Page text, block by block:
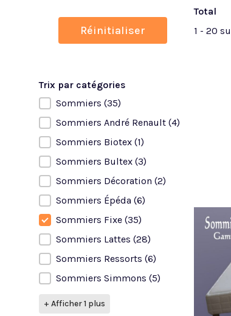
Total
1 - 20
Réinitialiser
Trix par catégories
Trix par catégories
Sommiers (35)
Sommiers André Renault (4)
Sommiers Biotex (1)
Sommiers Bultex (3)
Sommiers Décoration (2)
Sommiers Épéda (6)
Sommiers Fixe (35)
Sommiers Lattes (28)
Sommiers Ressorts (6)
Sommiers Simmons (5)
+ Afficher 1 plus